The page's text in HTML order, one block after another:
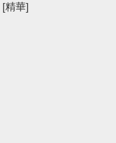
[精華]